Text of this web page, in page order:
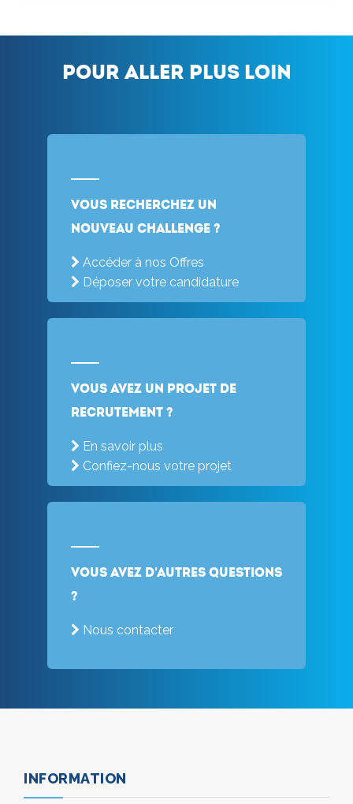
Pour aller plus loin
Vous recherchez un
nouveau challenge ?
Accéder à nos Offres
Déposer votre candidature
Vous avez un projet de
recrutement ?
En savoir plus
Confiez-nous votre projet
Vous avez d'autres questions
?
Nous contacter
INFORMATION